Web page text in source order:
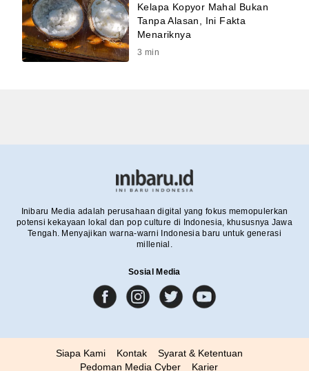
Kelapa Kopyor Mahal Bukan
Tanpa Alasan, Ini Fakta
Menariknya
3 min
Inibaru Media adalah perusahaan digital yang fokus memopulerkan
potensi kekayaan lokal dan pop culture di Indonesia, khususnya Jawa
Tengah. Menyajikan warna-warni Indonesia baru untuk generasi
millenial.
Sosial Media
Siapa Kami Kontak
Syarat & Ketentuan
Pedoman Media Cyber
Karier